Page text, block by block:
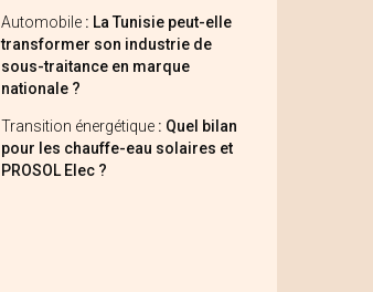
Automobile : La Tunisie peut-elle
transformer son industrie de
sous-traitance en marque
nationale ?
Transition énergétique : Quel bilan
pour les chauffe-eau solaires et
PROSOL Elec ?